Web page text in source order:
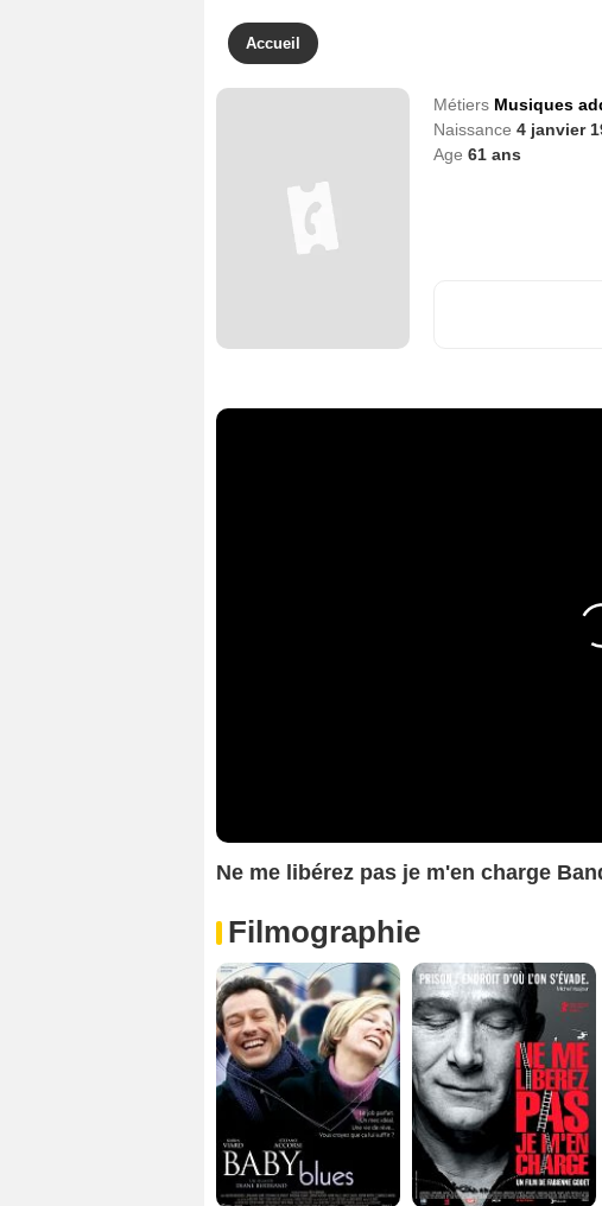
Accueil
Métiers Musiques
Naissance 4 janvier
Age 61ans
Ne me libérez pas je m'en charge
Filmographie